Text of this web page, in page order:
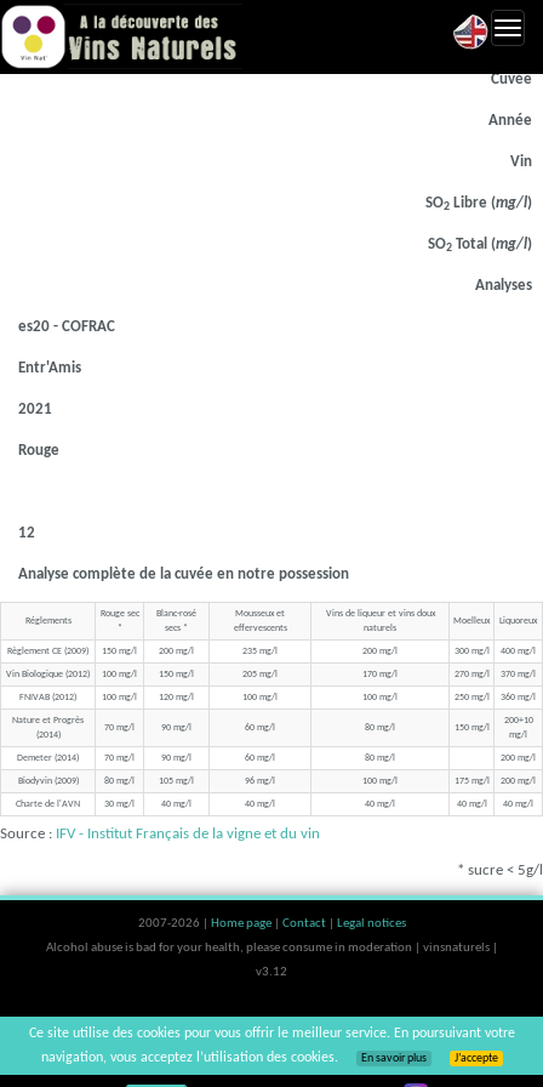
Laboratoire d'analyse
Cuvée
Année
Vin
SO2 Libre (mg/l)
SO2 Total (mg/l)
Analyses
es20 - COFRAC
Entr'Amis
2021
Rouge
12
Analyse complète de la cuvée en notre possession
Réglements
Rouge sec
*
Blanc-rosé
secs *
Mousseux et
effervescents
Vins de liqueur et vins doux
naturels
Moelleux Liquoreux
Règlement CE (2009) 150 mg/l 200 mg/l 235 mg/l 200 mg/l 300 mg/l 400 mg/l
Vin Biologique (2012) 100 mg/l 150 mg/l 205 mg/l 170 mg/l 270 mg/l 370 mg/l
FNIVAB (2012) 100 mg/l 120 mg/l 100 mg/l 100 mg/l 250 mg/l 360 mg/l
Nature et Progrès
(2014)
70 mg/l 90 mg/l 60 mg/l 80 mg/l 150 mg/l
200+10
mg/l
Demeter (2014) 70 mg/l 90 mg/l 60 mg/l 80 mg/l 200 mg/l
Biodyvin (2009) 80 mg/l 105 mg/l 96 mg/l 100 mg/l 175 mg/l 200 mg/l
Charte de l'AVN 30 mg/l 40 mg/l 40 mg/l 40 mg/l 40 mg/l 40 mg/l
Source : IFV - Institut Français de la vigne et du vin
* sucre < 5g/l
2007-2026 | Home page Contact
Legal notices
Alcohol abuse is bad for your health, please consume in moderation | vinsnaturels |
v3.12
Ce site utilise des cookies pour vous offrir le meilleur service. En poursuivant votre
navigation, vous acceptez l’utilisation des cookies.
En savoir plus J’accepte